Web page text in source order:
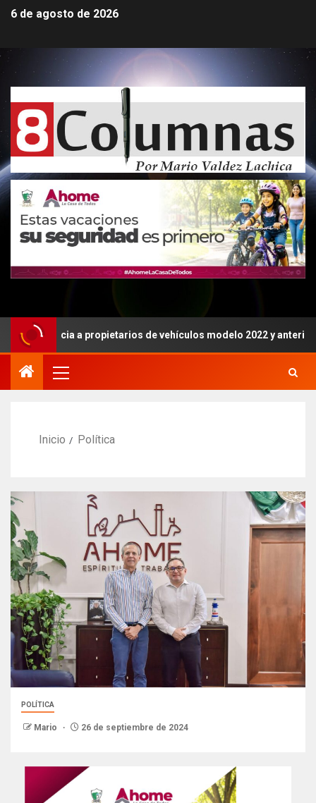
6 de agosto de 2026
a propietarios de vehículos modelo 2022 y anteriores”.
Inicio Política
POLÍTICA
Mario 26 de septiembre de 2024